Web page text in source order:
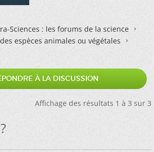
Sciences : les forums de la science
espèces animales ou végétales
À LA DISCUSSION
Affichage des résultats 1 à 3 sur 3